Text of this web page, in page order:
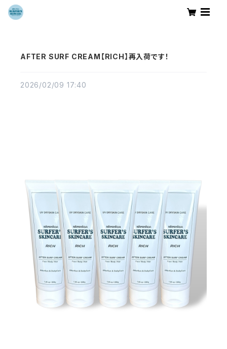
AFTER SURF CREAM【RICH】再入荷です！
2026/02/09 17:40